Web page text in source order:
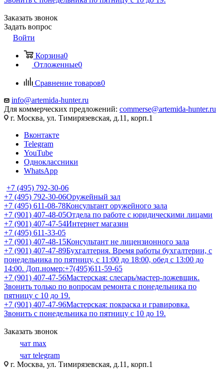
Заказать звонок
Задать вопрос
Войти
Корзина0
Отложенные0
Сравнение товаров0
info@artemida-hunter.ru
Для коммерческих предложений: commerse@artemida-hunter.ru
г. Москва, ул. Тимирязевская, д.11, корп.1
Вконтакте
Telegram
YouTube
Одноклассники
WhatsApp
+7 (495) 792-30-06
+7 (495) 792-30-06Оружейный зал
+7 (495) 611-08-78Консультант оружейного зала
+7 (901) 407-48-05Отдела по работе с юридическими лицами
+7 (901) 407-47-54Интернет магазин
+7 (495) 611-33-05
+7 (901) 407-48-15Консультант не лицензионного зала
+7 (901) 407-47-89Бухгалтерия. Время работы бухгалтерии, с
понедельника по пятницу, с 11:00 до 18:00, обед с 13:00 до
14:00. Доп.номер:+7(495)611-59-65
+7 (901) 407-47-56Мастерская: слесарь/мастер-ложевщик.
Звонить только по вопросам ремонта с понедельника по
пятницу с 10 до 19.
+7 (901) 407-47-96Мастерская: покраска и гравировка.
Звонить с понедельника по пятницу с 10 до 19.
Заказать звонок
чат max
чат telegram
г. Москва, ул. Тимирязевская, д.11, корп.1